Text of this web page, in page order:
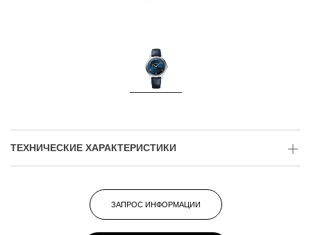
ТЕХНИЧЕСКИЕ ХАРАКТЕРИСТИКИ
ЗАПРОС ИНФОРМАЦИИ